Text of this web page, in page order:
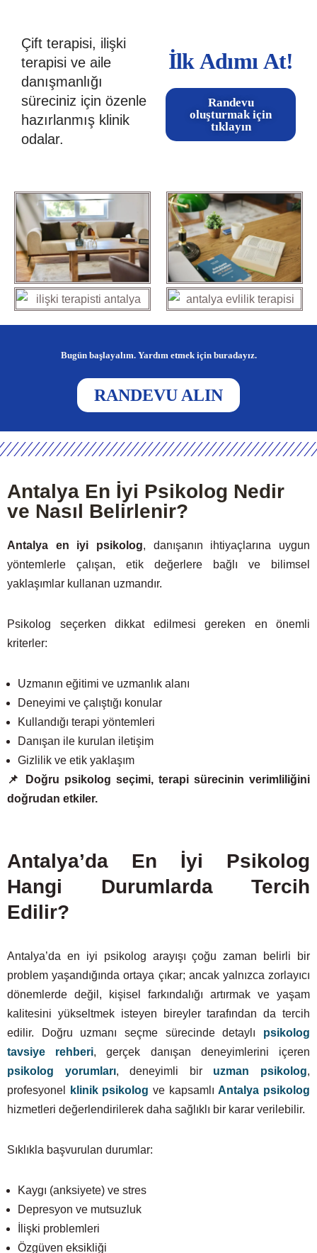
Çift terapisi, ilişki
terapisi ve aile
danışmanlığı
süreciniz için özenle
hazırlanmış klinik
odalar.
İlk Adımı At!
Randevu
oluşturmak için
tıklayın
Bugün başlayalım. Yardım etmek için buradayız.
RANDEVU ALIN
Antalya En İyi Psikolog Nedir
ve Nasıl Belirlenir?
Antalya en iyi psikolog, danışanın ihtiyaçlarına uygun
yöntemlerle çalışan, etik değerlere bağlı ve bilimsel
yaklaşımlar kullanan uzmandır.
Psikolog seçerken dikkat edilmesi gereken en önemli
kriterler:
Uzmanın eğitimi ve uzmanlık alanı
Deneyimi ve çalıştığı konular
Kullandığı terapi yöntemleri
Danışan ile kurulan iletişim
Gizlilik ve etik yaklaşım
📌 Doğru psikolog seçimi, terapi sürecinin verimliliğini
doğrudan etkiler.
Antalya’da En İyi Psikolog
Hangi Durumlarda Tercih
Edilir?
Antalya’da en iyi psikolog arayışı çoğu zaman belirli bir
problem yaşandığında ortaya çıkar; ancak yalnızca zorlayıcı
dönemlerde değil, kişisel farkındalığı artırmak ve yaşam
kalitesini yükseltmek isteyen bireyler tarafından da tercih
edilir. Doğru uzmanı seçme sürecinde detaylı psikolog
tavsiye rehberi, gerçek danışan deneyimlerini içeren
psikolog yorumları, deneyimli bir uzman psikolog,
profesyonel
klinik psikolog ve kapsamlıAntalya psikolog
hizmetleri değerlendirilerek daha sağlıklı bir karar verilebilir.
Sıklıkla başvurulan durumlar:
Kaygı (anksiyete) ve stres
Depresyon ve mutsuzluk
İlişki problemleri
Özgüven eksikliği